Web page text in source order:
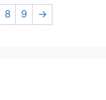
8 9 →